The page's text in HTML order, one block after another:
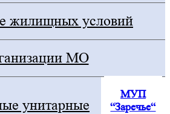
жилищных условий
МО
унитарные
МУП
“Заречье“